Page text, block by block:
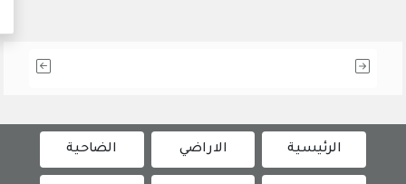
الرئيسية الاراضي الضاحية